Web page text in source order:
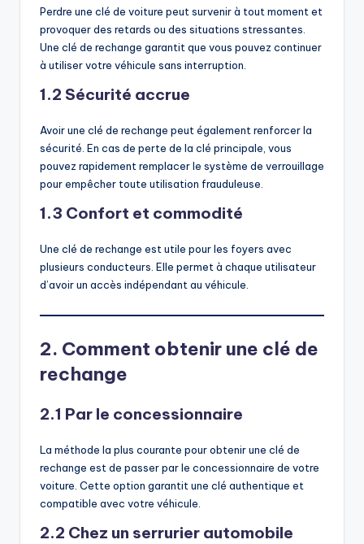
Perdre une clé de voiture peut survenir à tout moment et
provoquer des retards ou des situations stressantes.
Une clé de rechange garantit que vous pouvez continuer
à utiliser votre véhicule sans interruption.
1.2 Sécurité accrue
Avoir une clé de rechange peut également renforcer la
sécurité. En cas de perte de la clé principale, vous
pouvez rapidement remplacer le système de verrouillage
pour empêcher toute utilisation frauduleuse.
1.3 Confort et commodité
Une clé de rechange est utile pour les foyers avec
plusieurs conducteurs. Elle permet à chaque utilisateur
d’avoir un accès indépendant au véhicule.
2. Comment obtenir une clé de
rechange
2.1 Par le concessionnaire
La méthode la plus courante pour obtenir une clé de
rechange est de passer par le concessionnaire de votre
voiture. Cette option garantit une clé authentique et
compatible avec votre véhicule.
2.2 Chez un serrurier automobile